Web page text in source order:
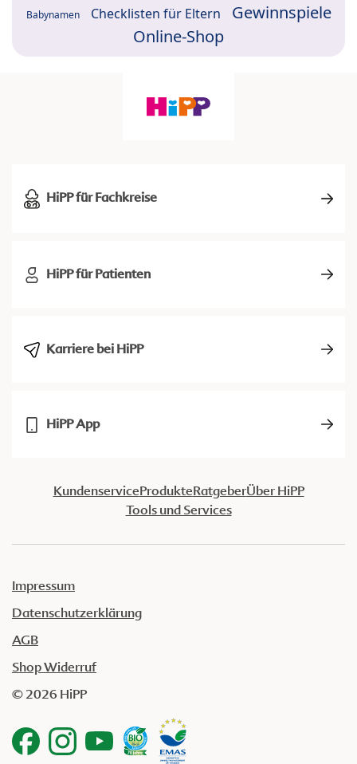
Babynamen Checklisten für Eltern
Gewinnspiele
Online-Shop
HiPP für Fachkreise
HiPP für Patienten
Karriere bei HiPP
HiPP App
KundenserviceProdukteRatgeberÜber HiPP
Tools und Services
Impressum
Datenschutzerklärung
AGB
Shop Widerruf
© 2026 HiPP